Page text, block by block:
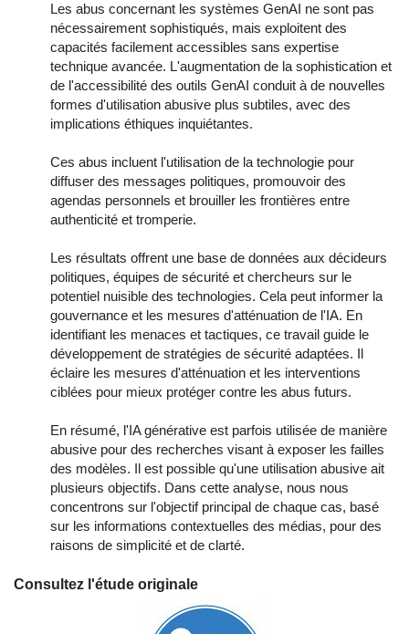
Les abus concernant les systèmes GenAI ne sont pas
nécessairement sophistiqués, mais exploitent des
capacités facilement accessibles sans expertise
technique avancée. L'augmentation de la sophistication et
de l'accessibilité des outils GenAI conduit à de nouvelles
formes d'utilisation abusive plus subtiles, avec des
implications éthiques inquiétantes.
Ces abus incluent l'utilisation de la technologie pour
diffuser des messages politiques, promouvoir des
agendas personnels et brouiller les frontières entre
authenticité et tromperie.
Les résultats offrent une base de données aux décideurs
politiques, équipes de sécurité et chercheurs sur le
potentiel nuisible des technologies. Cela peut informer la
gouvernance et les mesures d'atténuation de l'IA. En
identifiant les menaces et tactiques, ce travail guide le
développement de stratégies de sécurité adaptées. Il
éclaire les mesures d'atténuation et les interventions
ciblées pour mieux protéger contre les abus futurs.
En résumé, l'IA générative est parfois utilisée de manière
abusive pour des recherches visant à exposer les failles
des modèles. Il est possible qu'une utilisation abusive ait
plusieurs objectifs. Dans cette analyse, nous nous
concentrons sur l'objectif principal de chaque cas, basé
sur les informations contextuelles des médias, pour des
raisons de simplicité et de clarté.
Consultez l'étude originale